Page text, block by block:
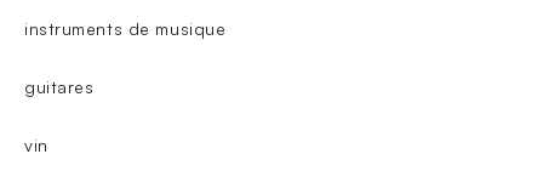
instruments de musique
guitares
vin